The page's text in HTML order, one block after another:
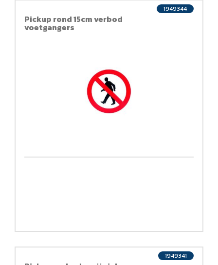
Pickup rond 15cm verbod
voetgangers
1949344
1949341